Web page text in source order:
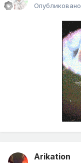
Опубликовано
Arikation